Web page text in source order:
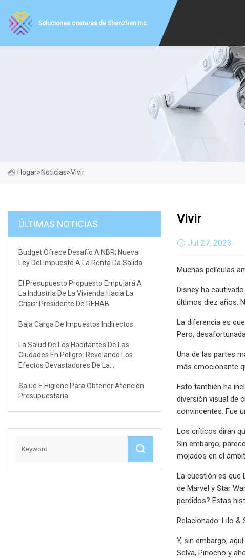
Soluciones costeras de Shenzhen Inc.
Hogar>Noticias>Vivir
ÚLTIMAS NOTICIAS
Budget Ofrece Desafío A NBR; Nueva
Ley Del Impuesto A La Renta Da Salida
El Presupuesto Propuesto Empujará A
La Industria De La Vivienda Hacia La
Crisis: Presidente De REHAB
Baja Carga De Impuestos Indirectos
La Salud De Los Habitantes De Las
Ciudades En Peligro: Revelando Los
Efectos Devastadores De La
Salud E Higiene Para Obtener Atención
Presupuestaria
Vivir
Jul 27, 2023
Muchas películas
Disney ha
últimos diez años.
La diferencia es
Pero,
Una de las partes
más emocionante
Esto también ha
diversión visual de
convincentes. Fue
Los críticos dirán
Sin embargo,
mojados en el
La cuestión es que
de Marvel y Star
perdidos? Estas
Relacionado: Lilo &
Y, sin embargo,
Selva, Pinocho y